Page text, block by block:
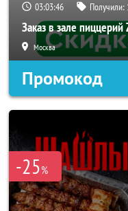
03:03:42 Получили:
Заказ в зале
Москва
Промокод
-25%